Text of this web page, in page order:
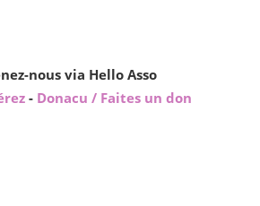
nous via Hello Asso
- Donacu / Faites un don